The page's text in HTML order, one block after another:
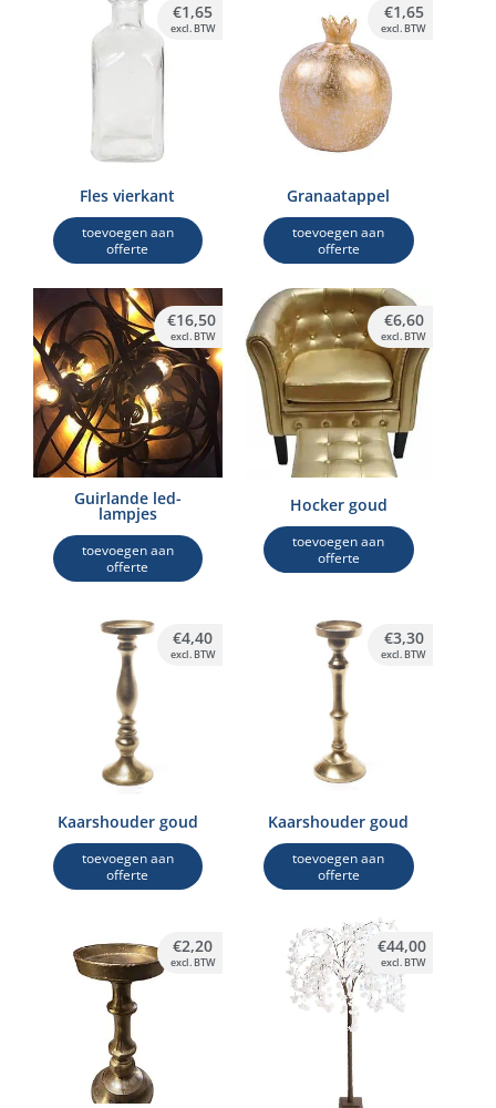
Fles vierkant
toevoegen aan
offerte
€1,65
excl. BTW
Granaatappel
toevoegen aan
offerte
€1,65
excl. BTW
Guirlande led-
lampjes
toevoegen aan
offerte
€16,50
excl. BTW
Hocker goud
toevoegen aan
offerte
€6,60
excl. BTW
Kaarshouder goud
toevoegen aan
offerte
€4,40
excl. BTW
Kaarshouder goud
toevoegen aan
offerte
€3,30
excl. BTW
€2,20
excl. BTW
€44,00
excl. BTW